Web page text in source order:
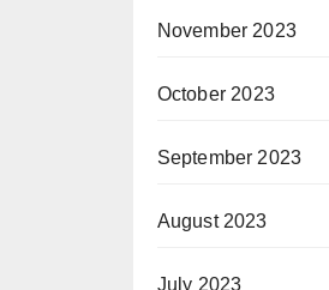
November 2023
October 2023
September 2023
August 2023
July 2023